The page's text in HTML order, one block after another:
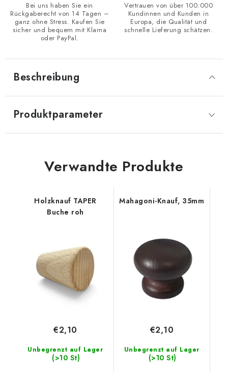
Bei uns haben Sie ein
Rückgaberecht von 14 Tagen –
ganz ohne Stress. Kaufen Sie
sicher und bequem mit Klarna
oder PayPal.
Vertrauen von über 100.000
Kundinnen und Kunden in
Europa, die Qualität und
schnelle Lieferung schätzen.
Beschreibung
Produktparameter
Verwandte Produkte
Holzknauf TAPER
Buche roh
Unbegrenzt auf Lager
(>10 St)
€2,10
Mahagoni-Knauf, 35mm
Unbegrenzt auf Lager
(>10 St)
€2,10